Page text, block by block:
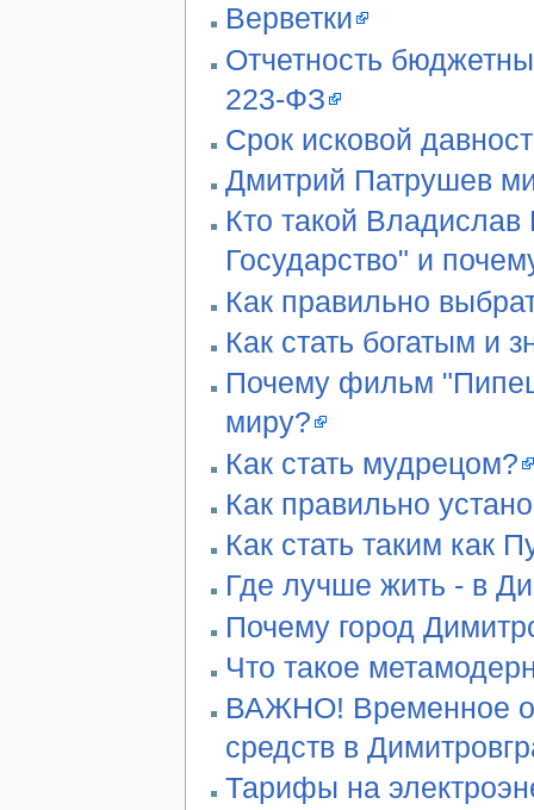
Верветки
Отчетность
223-ФЗ
Срок исковой
Дмитрий Патрушев
Кто такой
Государство" и
Как правильно
Как стать богатым и
Почему фильм
миру?
Как стать мудрецом?
Как правильно
Как стать таким как
Где лучше жить - в
Почему город
Что такое
ВАЖНО! Временное
средств в
Тарифы на